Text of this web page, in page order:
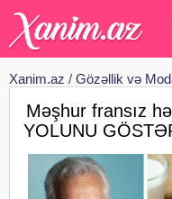
Xanim.az / Gözəllik və
Məşhur fransız
YOLUNU